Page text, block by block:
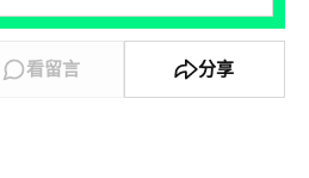
看留言 分享